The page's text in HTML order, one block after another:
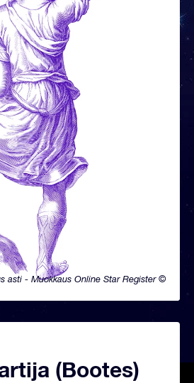
asti - Muokkaus Online Star Register ©
(Bootes)